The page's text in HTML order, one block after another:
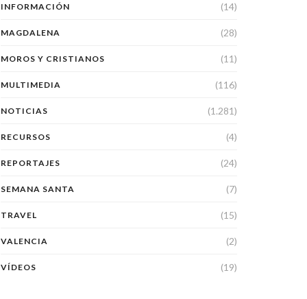
INFORMACIÓN (14)
MAGDALENA (28)
MOROS Y CRISTIANOS (11)
MULTIMEDIA (116)
NOTICIAS (1.281)
RECURSOS (4)
REPORTAJES (24)
SEMANA SANTA (7)
TRAVEL (15)
VALENCIA (2)
VÍDEOS (19)